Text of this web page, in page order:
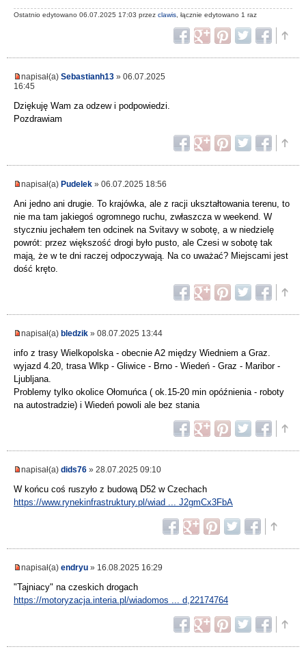
Ostatnio edytowano 06.07.2025 17:03 przez clawis, łącznie edytowano 1 raz
napisał(a) Sebastianh13 » 06.07.2025
16:45
Dziękuję Wam za odzew i podpowiedzi.
Pozdrawiam
napisał(a) Pudelek » 06.07.2025 18:56
Ani jedno ani drugie. To krajówka, ale z racji ukształtowania terenu, to
nie ma tam jakiegoś ogromnego ruchu, zwłaszcza w weekend. W
styczniu jechałem ten odcinek na Svitavy w sobotę, a w niedzielę
powrót: przez większość drogi było pusto, ale Czesi w sobotę tak
mają, że w te dni raczej odpoczywają. Na co uważać? Miejscami jest
dość kręto.
napisał(a) bledzik » 08.07.2025 13:44
info z trasy Wielkopolska - obecnie A2 między Wiedniem a Graz.
wyjazd 4.20, trasa Wlkp - Gliwice - Brno - Wiedeń - Graz - Maribor -
Ljubljana.
Problemy tylko okolice Ołomuńca ( ok.15-20 min opóźnienia - roboty
na autostradzie) i Wiedeń powoli ale bez stania
napisał(a) dids76 » 28.07.2025 09:10
W końcu coś ruszyło z budową D52 w Czechach
https://www.rynekinfrastruktury.pl/wiad ... J2gmCx3FbA
napisał(a) endryu » 16.08.2025 16:29
"Tajniacy" na czeskich drogach
https://motoryzacja.interia.pl/wiadomos ... d,22174764